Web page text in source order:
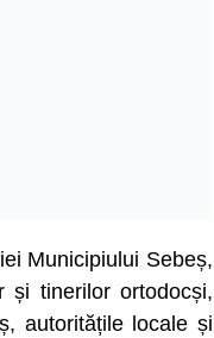
Municipiului Sebeș,
și tinerilor ortodocși,
autoritățile locale și